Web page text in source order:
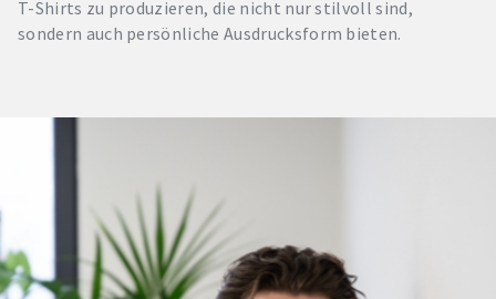
T-Shirts zu produzieren, die nicht nur stilvoll sind,
sondern auch persönliche Ausdrucksform bieten.